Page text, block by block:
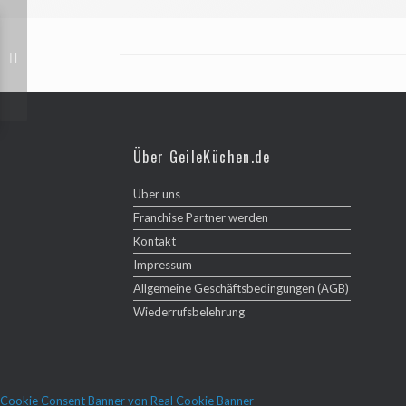
Über GeileKüchen.de
Über uns
Franchise Partner werden
Kontakt
Impressum
Allgemeine Geschäftsbedingungen (AGB)
Wiederrufsbelehrung
Cookie Consent Banner von Real Cookie Banner